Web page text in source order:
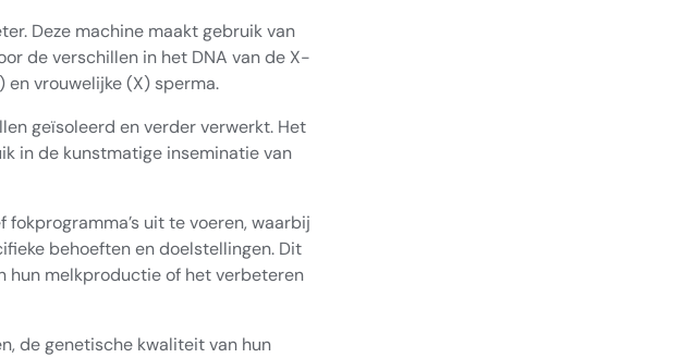
Deze machine maakt gebruik van
de verschillen in het DNA van de X-
vrouwelijke (X) sperma.
geïsoleerd en verder verwerkt. Het
in de kunstmatige inseminatie van
uit te voeren, waarbij
behoeften en doelstellingen. Dit
hun melkproductie of het verbeteren
de genetische kwaliteit van hun